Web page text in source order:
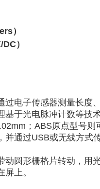
）
）
电子传感器测量长
于光电脉冲计数等
；ABS原点型号则
通过USB或无线方式
圆形栅格片转动，用
上。